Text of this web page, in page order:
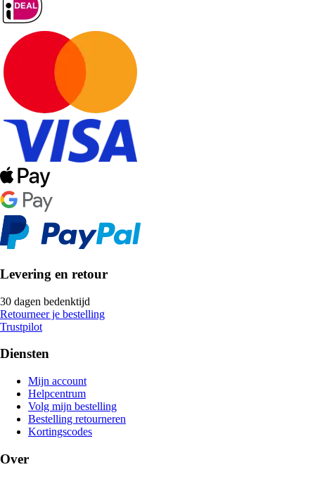
Levering en retour
30 dagen bedenktijd
Retourneer je bestelling
Trustpilot
Diensten
Mijn account
Helpcentrum
Volg mijn bestelling
Bestelling retourneren
Kortingscodes
Over